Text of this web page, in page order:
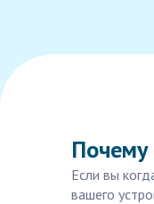
Почему
Если вы
вашего